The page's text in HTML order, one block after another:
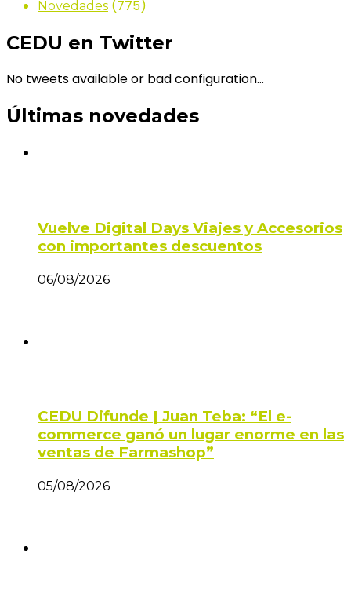
Novedades (775)
CEDU en Twitter
No tweets available or bad configuration...
Últimas novedades
Vuelve Digital Days Viajes y Accesorios
con importantes descuentos
06/08/2026
CEDU Difunde | Juan Teba: “El e-
commerce ganó un lugar enorme en las
ventas de Farmashop”
05/08/2026